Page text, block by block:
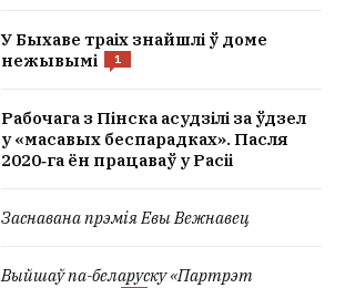
У Быхаве траіх знайшлі ў доме
нежывымі
1
Рабочага з Пінска асудзілі за ўдзел
у «масавых беспарадках». Пасля
2020‑га ён працаваў у Расіі
Заснавана прэмія Евы Вежнавец
Выйшаў па-беларуску «Партрэт